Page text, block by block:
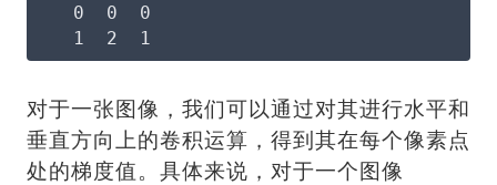
   0  0  0
   1  2  1
对于一张图像，我们可以通过对其进行水平和
垂直方向上的卷积运算，得到其在每个像素点
处的梯度值。具体来说，对于一个图像